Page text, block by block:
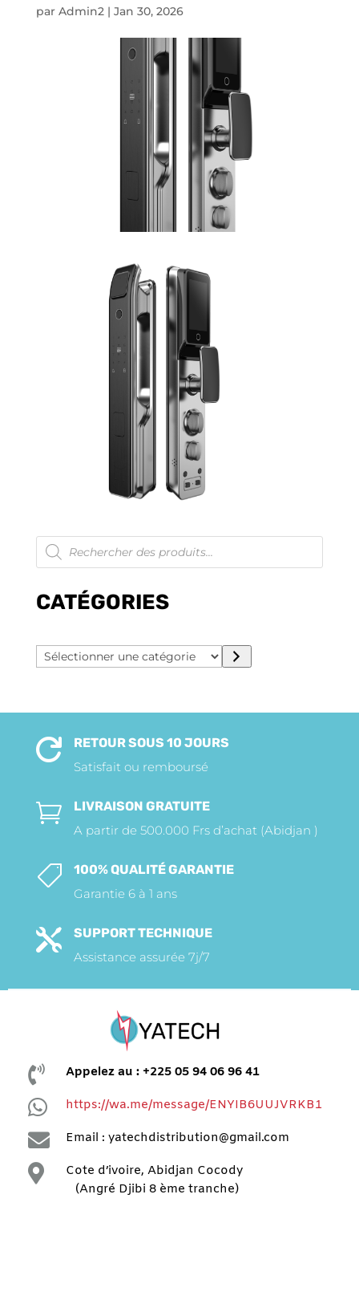
par Admin2| Jan 30, 2026
Recherche
de
produits
CATÉGORIES
Sélectionner
une

RETOUR SOUS 10 JOURS
Satisfait ou remboursé

LIVRAISON GRATUITE
A partir de 500.000 Frs d’achat (Abidjan )

100% QUALITÉ GARANTIE
Garantie 6 à 1 ans

SUPPORT TECHNIQUE
Assistance assurée 7j/7
 Appelez au : +225 05 94 06 96 41
 https://wa.me/message/ENYIB6UUJVRKB1
 Email : yatechdistribution@gmail.com

Cote d’ivoire, Abidjan Cocody
(Angré Djibi 8 ème tranche)